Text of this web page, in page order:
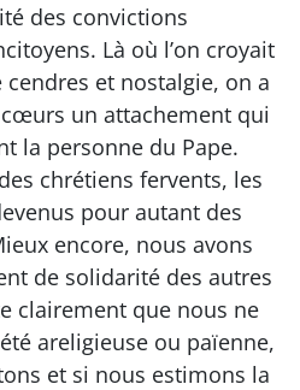
des convictions
Là où l’on croyait
cendres et nostalgie, on a
un attachement qui
la personne du Pape.
chrétiens fervents, les
pour autant des
encore, nous avons
de solidarité des autres
clairement que nous ne
areligieuse ou païenne,
et si nous estimons la